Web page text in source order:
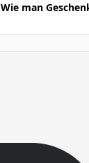
Wie man